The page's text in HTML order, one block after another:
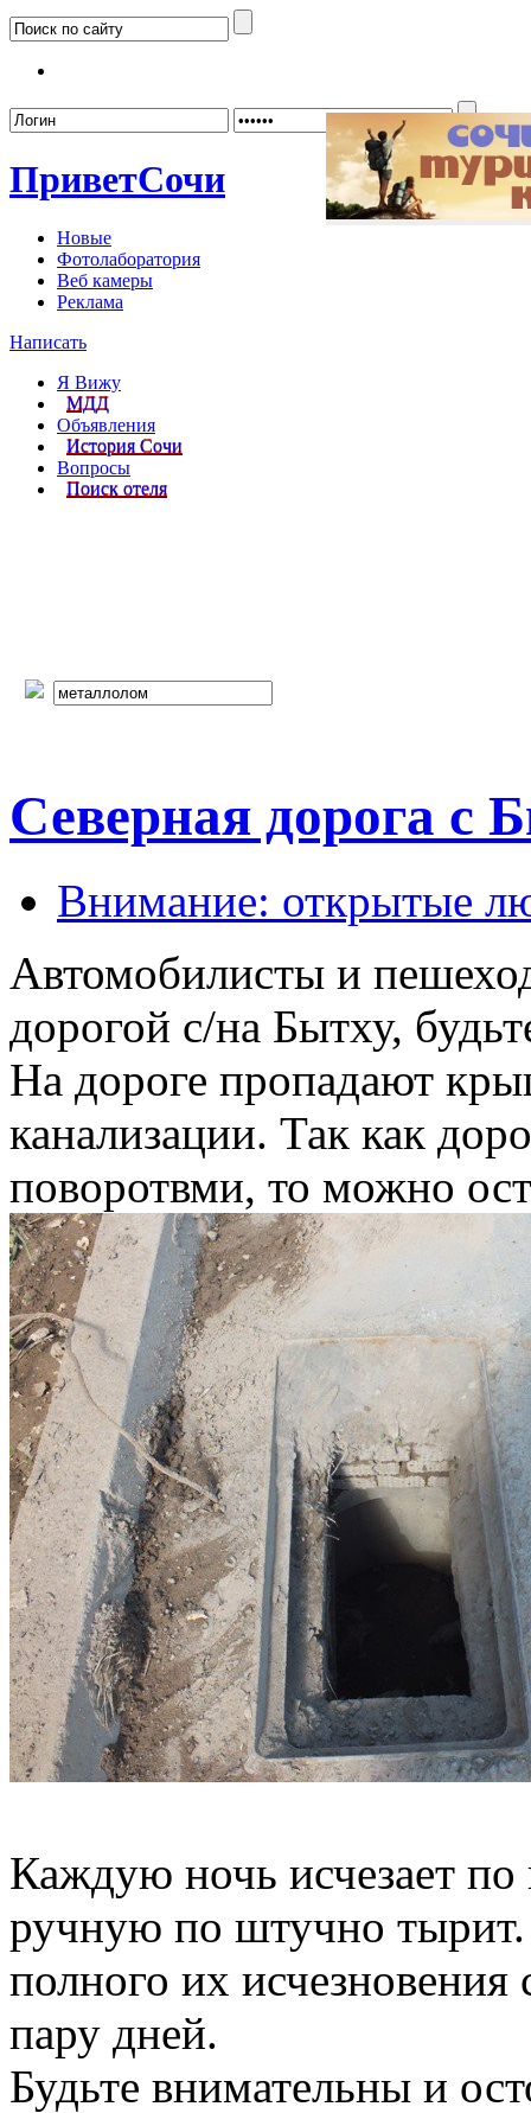
ПриветСочи
Новые
Фотолаборатория
Веб камеры
Реклама
Написать
Я Вижу
МДД
Объявления
История Сочи
Вопросы
Поиск отеля
Северная дорога с
Внимание: открытые
Автомобилисты и
дорогой с/на Бытху,
На дороге пропадают
канализации. Так как
поворотвми, то можно
Каждую ночь исчезает
ручную по штучно
полного их исчезновения
пару дней.
Будьте внимательны и